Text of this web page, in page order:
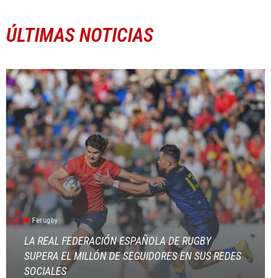
ÚLTIMAS NOTICIAS
Ferugby
LA REAL FEDERACIÓN ESPAÑOLA DE RUGBY
SUPERA EL MILLÓN DE SEGUIDORES EN SUS REDES
SOCIALES